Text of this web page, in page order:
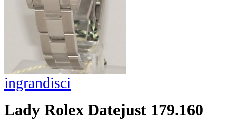
ingrandisci
Lady Rolex Datejust 179.160